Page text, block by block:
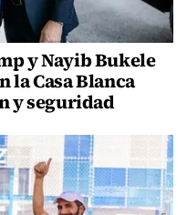
y Nayib Bukele
la Casa Blanca
y seguridad